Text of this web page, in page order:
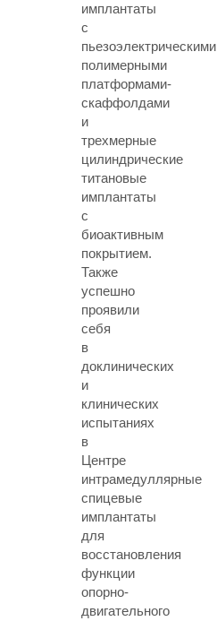
имплантаты
с
пьезоэлектрическими
полимерными
платформами-
скаффолдами
и
трехмерные
цилиндрические
титановые
имплантаты
с
биоактивным
покрытием.
Также
успешно
проявили
себя
в
доклинических
и
клинических
испытаниях
в
Центре
интрамедуллярные
спицевые
имплантаты
для
восстановления
функции
опорно-
двигательного